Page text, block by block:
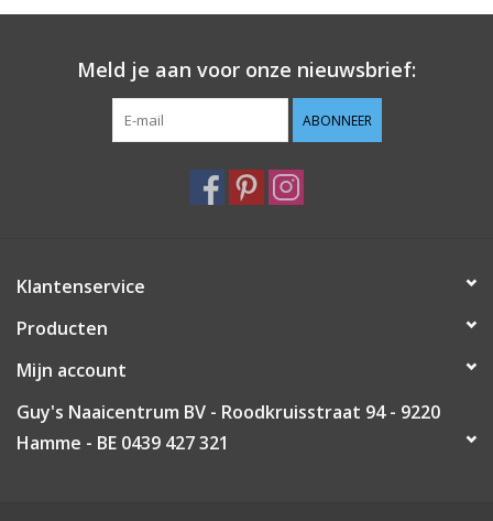
Meld je aan voor onze nieuwsbrief:
ABONNEER
Klantenservice
Producten
Mijn account
Guy's Naaicentrum BV - Roodkruisstraat 94 - 9220
Hamme - BE 0439 427 321